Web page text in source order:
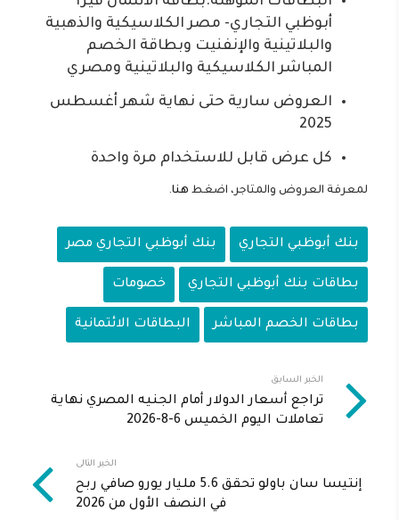
أبوظبي التجاري- مصر الكلاسيكية والذهبية
والبلاتينية والإنفنيت وبطاقة الخصم
المباشر الكلاسيكية والبلاتينية ومصري
العروض سارية حتى نهاية شهر أغسطس
2025
كل عرض قابل للاستخدام مرة واحدة
لمعرفة العروض والمتاجر، اضغط هنا.
بنك أبوظبي التجاري بنك أبوظبي التجاري مصر
بطاقات بنك أبوظبي التجاري خصومات
بطاقات الخصم المباشر البطاقات الائتمانية
الخبر السابق
تراجع أسعار الدولار أمام الجنيه المصري نهاية
تعاملات اليوم الخميس 6-8-2026
الخبر التالى
إنتيسا سان باولو تحقق 5.6 مليار يورو صافي ربح
في النصف الأول من 2026